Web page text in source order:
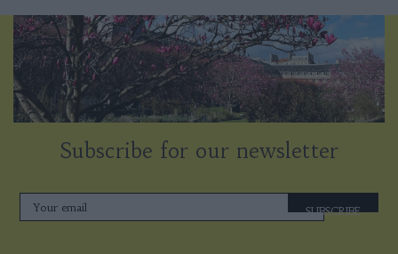
Subscribe for our newsletter
SUBSCRIBE